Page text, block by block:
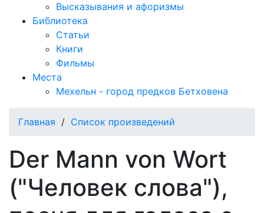
Высказывания и афоризмы
Библиотека
Статьи
Книги
Фильмы
Места
Мехельн - город предков Бетховена
Главная / Список произведений
Der Mann von Wort
("Человек слова"),